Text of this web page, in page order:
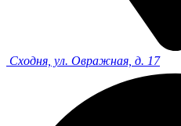
Сходня, ул. Овражная, д. 17